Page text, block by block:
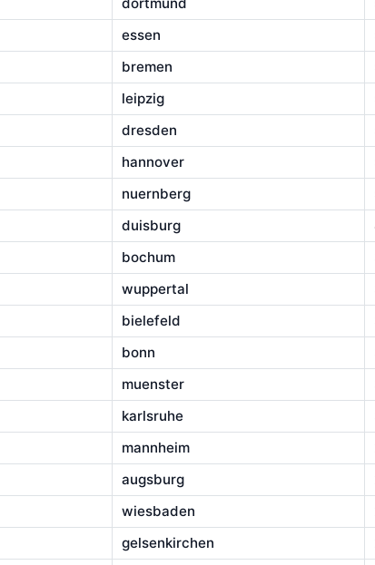
dortmund
essen
bremen
leipzig
dresden
hannover
nuernberg
duisburg
bochum
wuppertal
bielefeld
bonn
muenster
karlsruhe
mannheim
augsburg
wiesbaden
gelsenkirchen